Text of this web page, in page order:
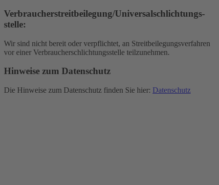
Verbraucher­streit­beilegung/Universal­schlichtungs­
stelle:
Wir sind nicht bereit oder verpflichtet, an Streitbeilegungsverfahren
vor einer Verbraucherschlichtungsstelle teilzunehmen.
Hinweise zum Datenschutz
Die Hinweise zum Datenschutz finden Sie hier: Datenschutz